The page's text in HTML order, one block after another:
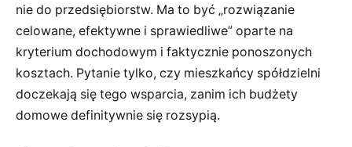
nie do przedsiębiorstw. Ma to być „rozwiązanie
celowane, efektywne i sprawiedliwe” oparte na
kryterium dochodowym i faktycznie ponoszonych
kosztach. Pytanie tylko, czy mieszkańcy spółdzielni
doczekają się tego wsparcia, zanim ich budżety
domowe definitywnie się rozsypią.